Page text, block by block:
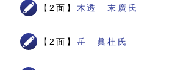
【2面】 木透 末廣氏
【2面】 岳 眞杜氏